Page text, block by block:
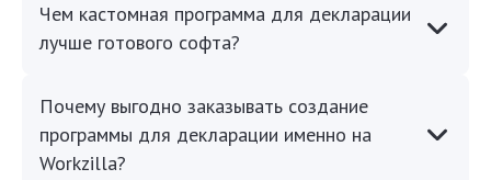
Чем кастомная программа для декларации
лучше готового софта?
Почему выгодно заказывать создание
программы для декларации именно на
Workzilla?